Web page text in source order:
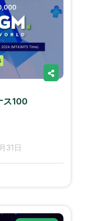
ス100
31日